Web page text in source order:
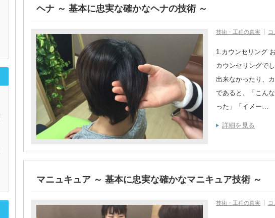
ヘナ ～ 基本に忠実な確かなヘナの技術 ～
技術・工程の真実 コ
1.カウンセリング
カウンセリングで
出来なかったり、
であると、「こん
った」「イメー…
詳細を見る
マニュキュア ～ 基本に忠実な確かなマニキュア技術 ～
技術・工程の真実 コ